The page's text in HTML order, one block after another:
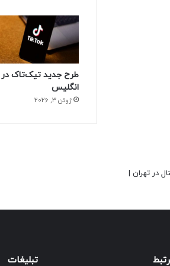
طرح جدید تیک‌تاک در
انگلیس
ژوئن 3, 2026
در تهران |
تبلیغات